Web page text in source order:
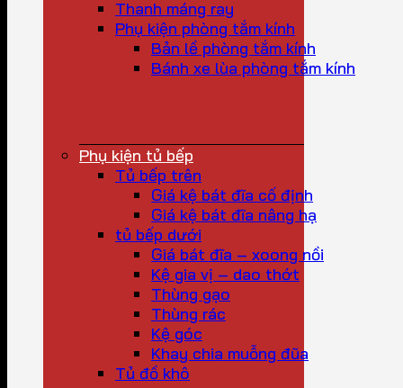
Thanh máng ray
Phụ kiện phòng tắm kính
Bản lề phòng tắm kính
Bánh xe lùa phòng tắm kính
Phụ kiện tủ bếp
Tủ bếp trên
Giá kệ bát đĩa cố định
Giá kệ bát đĩa nâng hạ
tủ bếp dưới
Giá bát đĩa – xoong nồi
Kệ gia vị – dao thớt
Thùng gạo
Thùng rác
Kệ góc
Khay chia muỗng đũa
Tủ đồ khô